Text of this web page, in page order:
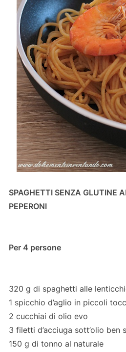
SPAGHETTI SENZA GLUTINE
PEPERONI
Per 4 persone
320 g di spaghetti alle
1 spicchio d’aglio in piccoli
2 cucchiai di olio evo
3 filetti d’acciuga sott’olio ben
150 g di tonno al naturale